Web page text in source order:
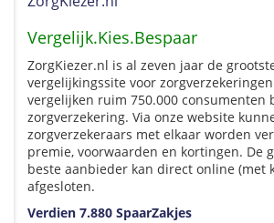
Vergelijk.Kies.Bespaar
ZorgKiezer.nl is al zeven jaar de
vergelijkingssite voor
vergelijken ruim 750.000 consumenten
zorgverzekering. Via onze website
zorgverzekeraars met elkaar worden
premie, voorwaarden en kortingen. De
beste aanbieder kan direct online (met
afgesloten.
Verdien 7.880 SpaarZakjes